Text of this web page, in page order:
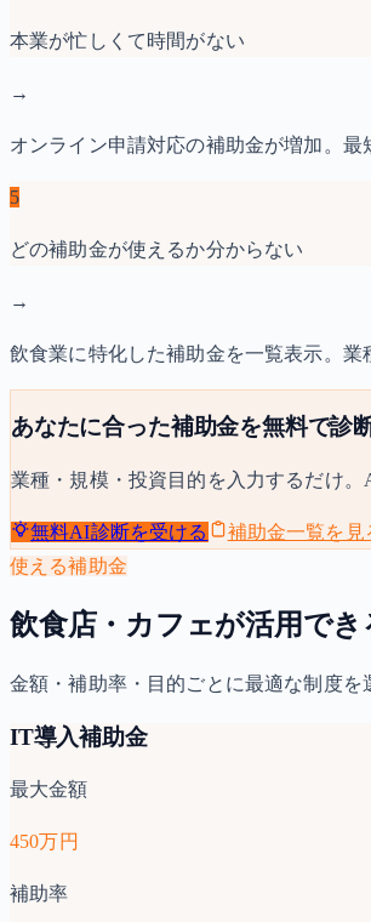
本業が忙しくて時間がない
→
オンライン申請対応の補助金が増加。
5
どの補助金が使えるか分からない
→
飲食業に特化した補助金を一覧表示。業
あなたに合った補助金を無料で診
業種・規模・投資目的を入力するだけ。
無料AI診断を受ける
補助金一覧を見
使える補助金
飲食店・カフェが活用で
金額・補助率・目的ごとに最適な制度を
IT導入補助金
最大金額
450万円
補助率